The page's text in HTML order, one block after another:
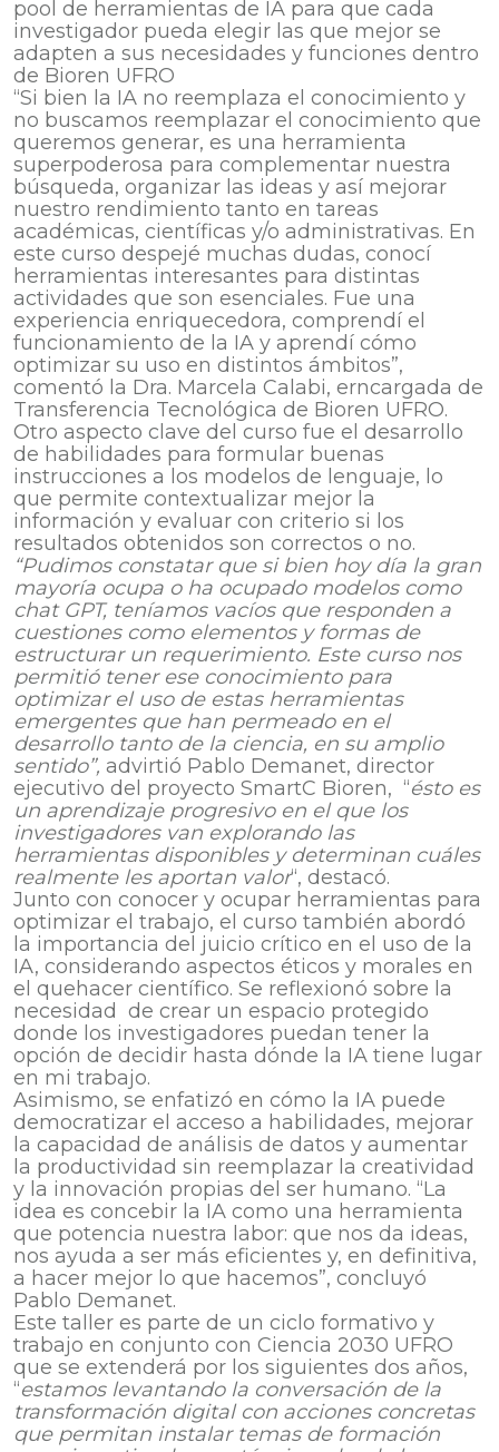
pool de herramientas de IA para que cada
investigador pueda elegir las que mejor se
adapten a sus necesidades y funciones dentro
de Bioren UFRO
“Si bien la IA no reemplaza el conocimiento y
no buscamos reemplazar el conocimiento que
queremos generar, es una herramienta
superpoderosa para complementar nuestra
búsqueda, organizar las ideas y así mejorar
nuestro rendimiento tanto en tareas
académicas, científicas y/o administrativas. En
este curso despejé muchas dudas, conocí
herramientas interesantes para distintas
actividades que son esenciales. Fue una
experiencia enriquecedora, comprendí el
funcionamiento de la IA y aprendí cómo
optimizar su uso en distintos ámbitos”,
comentó la Dra. Marcela Calabi, erncargada de
Transferencia Tecnológica de Bioren UFRO.
Otro aspecto clave del curso fue el desarrollo
de habilidades para formular buenas
instrucciones a los modelos de lenguaje, lo
que permite contextualizar mejor la
información y evaluar con criterio si los
resultados obtenidos son correctos o no.
“Pudimos constatar que si bien hoy día la gran
mayoría ocupa o ha ocupado modelos como
chat GPT, teníamos vacíos que responden a
cuestiones como elementos y formas de
estructurar un requerimiento. Este curso nos
permitió tener ese conocimiento para
optimizar el uso de estas herramientas
emergentes que han permeado en el
desarrollo tanto de la ciencia, en su amplio
sentido”, advirtió Pablo Demanet, director
ejecutivo del proyecto SmartC Bioren, “ésto es
un aprendizaje progresivo en el que los
investigadores van explorando las
herramientas disponibles y determinan cuáles
realmente les aportan valor“, destacó.
Junto con conocer y ocupar herramientas para
optimizar el trabajo, el curso también abordó
la importancia del juicio crítico en el uso de la
IA, considerando aspectos éticos y morales en
el quehacer científico. Se reflexionó sobre la
necesidad de crear un espacio protegido
donde los investigadores puedan tener la
opción de decidir hasta dónde la IA tiene lugar
en mi trabajo.
Asimismo, se enfatizó en cómo la IA puede
democratizar el acceso a habilidades, mejorar
la capacidad de análisis de datos y aumentar
la productividad sin reemplazar la creatividad
y la innovación propias del ser humano. “La
idea es concebir la IA como una herramienta
que potencia nuestra labor: que nos da ideas,
nos ayuda a ser más eficientes y, en definitiva,
a hacer mejor lo que hacemos”, concluyó
Pablo Demanet.
Este taller es parte de un ciclo formativo y
trabajo en conjunto con Ciencia 2030 UFRO
que se extenderá por los siguientes dos años,
“estamos levantando la conversación de la
transformación digital con acciones concretas
que permitan instalar temas de formación